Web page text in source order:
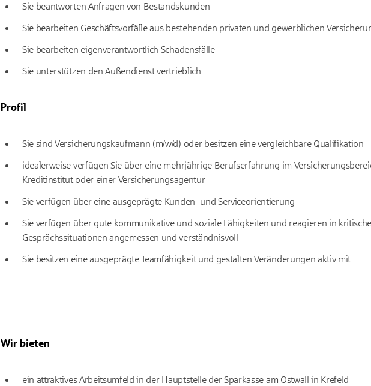
Sie beantworten Anfragen von Bestandskunden
Sie bearbeiten Geschäftsvorfälle aus bestehenden privaten und gewerblichen
Sie bearbeiten eigenverantwortlich Schadensfälle
Sie unterstützen den Außendienst vertrieblich
Profil
Sie sind Versicherungskaufmann (m/w/d) oder besitzen eine vergleichbare Qualifikation
idealerweise verfügen Sie über eine mehrjährige Berufserfahrung im
Kreditinstitut oder einer Versicherungsagentur
Sie verfügen über eine ausgeprägte Kunden- und Serviceorientierung
Sie verfügen über gute kommunikative und soziale Fähigkeiten und reagieren in
Gesprächssituationen angemessen und verständnisvoll
Sie besitzen eine ausgeprägte Teamfähigkeit und gestalten Veränderungen aktiv mit
Wir bieten
ein attraktives Arbeitsumfeld in der Hauptstelle der Sparkasse am Ostwall in Krefeld